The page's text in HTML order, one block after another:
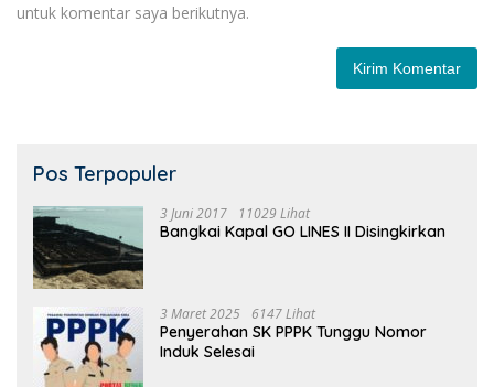
untuk komentar saya berikutnya.
Pos Terpopuler
3 Juni 2017 11029 Lihat
Bangkai Kapal GO LINES II Disingkirkan
3 Maret 2025 6147 Lihat
Penyerahan SK PPPK Tunggu Nomor
Induk Selesai